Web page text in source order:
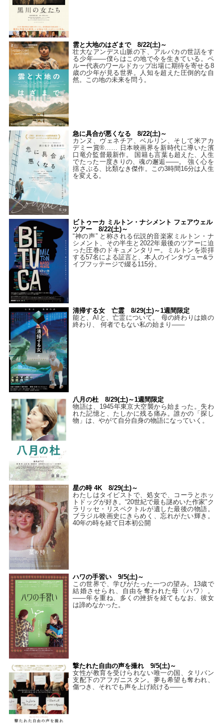
雲と大地のはざまで 8/22(土)～
壮大なアンデス山脈の下、アルパカの世話をす
る少年――僕らはこの地で今を生きている。ペ
ルー代表のワールドカップ出場に期待を寄せる8
歳の少年が見る世界。人知を超えた圧倒的な自
然。この地の未来を問う。
急に具合が悪くなる 8/22(土)～
カンヌ、ヴェネチア、ベルリン、そして米アカ
デミー賞®…… 日本映画界を新時代に導いた濱
口竜介監督最新作。 国籍も言葉も超えた、人生
でたった一度きりの、魂の邂逅――。 強く心を
揺さぶる、比類なき傑作。この3時間16分は人生
を変える。
ビトゥーカ ミルトン・ナシメント フェアウェル
ツアー 8/22(土)～
“神の声” と称される伝説的音楽家ミルトン・ナ
シメント、その半生と2022年最後のツアーに迫
った圧巻のドキュメンタリー。ミルトンを崇拝
する57名による証言と、本人のインタヴュー&ラ
イブフッテージで綴る115分。
清掃する女 亡霊 8/29(土)～1週間限定
能と、AIと、亡霊について。 母の終わりは娘の
終わり、 何者でもない私の始まり――
八月の杜 8/29(土)～1週間限定
物語は、1945年東京大空襲から始まった。失わ
れた記憶と、たしかに残る痛み。誰かの「探し
物」は、やがて自分自身の物語になっていく。
星の時 4K 8/29(土)～
わたしはタイピストで、処⼥で、コーラとホッ
トドッグが好き。“20世紀で最も謎めいた作家”ク
ラリッセ・リスペクトルが遺した最後の物語。
ブラジル映画史にきらめく、忘れがたい輝き。
40年の時を経て⽇本初公開
ハワの手習い 9/5(土)～
この世界で、学びがたった一つの望み。13歳で
結婚させられ、自由を奪われた母〈ハワ〉。
——年を重ね、多くの挫折を経てもなお、彼女
は諦めなかった。
撃たれた自由の声を撮れ 9/5(土)～
女性が教育を受けられない唯一の国、タリバン
支配下のアフガニスタン。夢も希望も奪われ、
傷つき、それでも声を上げ続ける——